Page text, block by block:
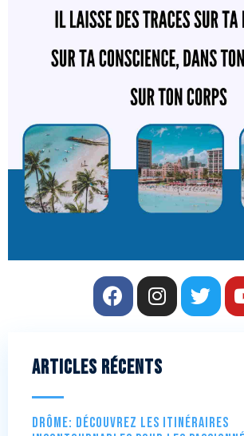
Articles récents
Drôme: Découvrez les itinéraires